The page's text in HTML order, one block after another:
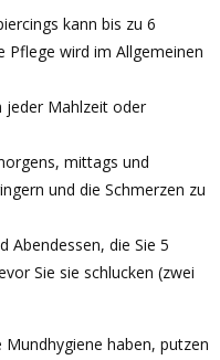
kann bis zu 6
Pflege wird im Allgemeinen
jeder Mahlzeit oder
mittags und
und die Schmerzen zu
Abendessen, die Sie 5
Sie sie schlucken (zwei
haben, putzen